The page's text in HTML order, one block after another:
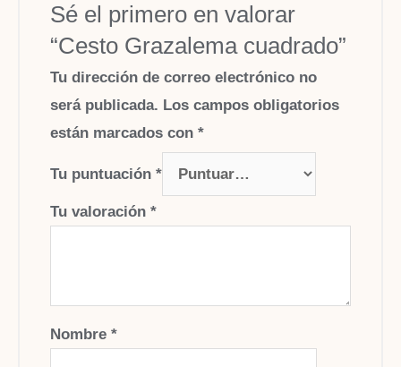
Sé el primero en valorar
“Cesto Grazalema cuadrado”
Tu dirección de correo electrónico no
será publicada. Los campos obligatorios
están marcados con *
Tu puntuación *
Tu valoración *
Nombre *